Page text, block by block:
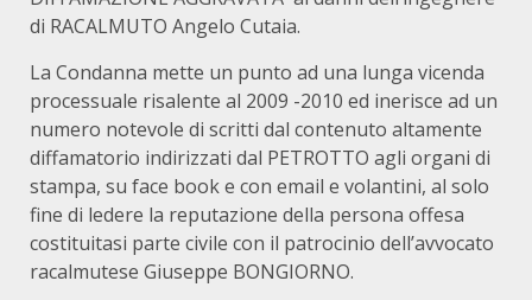
di RACALMUTO Angelo Cutaia.
La Condanna mette un punto ad una lunga vicenda
processuale risalente al 2009 -2010 ed inerisce ad un
numero notevole di scritti dal contenuto altamente
diffamatorio indirizzati dal PETROTTO agli organi di
stampa, su face book e con email e volantini, al solo
fine di ledere la reputazione della persona offesa
costituitasi parte civile con il patrocinio dell’avvocato
racalmutese Giuseppe BONGIORNO.